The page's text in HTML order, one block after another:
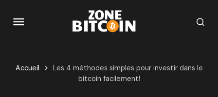
Accueil
Les 4 méthodes simples pour investir dans le
bitcoin facilement!